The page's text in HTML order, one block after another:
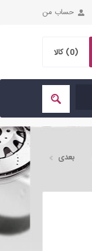
حساب من
(0) کالا
بعدی